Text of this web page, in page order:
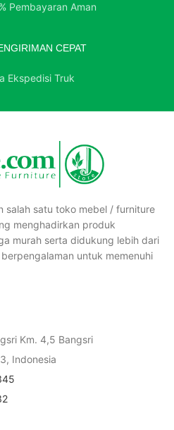
Pembayaran Aman
CEPAT
Ekspedisi Truk
salah satu toko mebel / furniture
menghadirkan produk
murah serta didukung lebih dari
untuk memenuhi
Km. 4,5 Bangsri
Indonesia